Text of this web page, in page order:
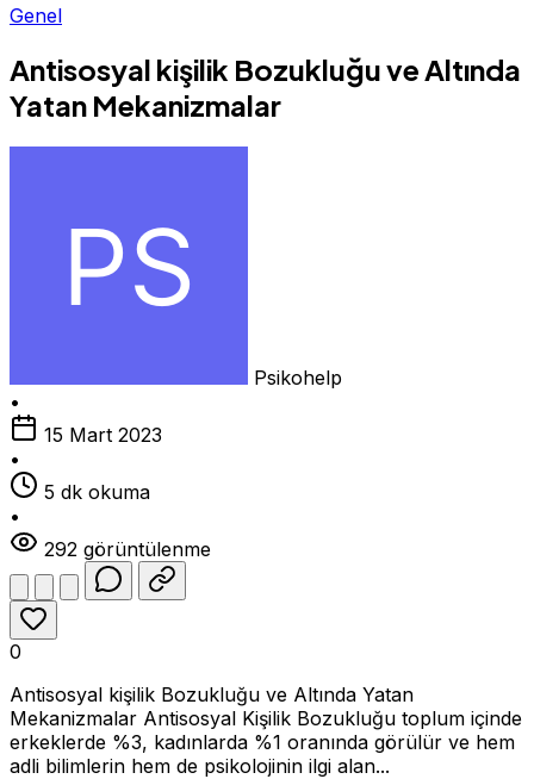
Genel
Antisosyal kişilik Bozukluğu ve Altında
Yatan Mekanizmalar
Psikohelp
•
15 Mart 2023
•
5 dk okuma
•
292 görüntülenme
0
Antisosyal kişilik Bozukluğu ve Altında Yatan
Mekanizmalar Antisosyal Kişilik Bozukluğu toplum içinde
erkeklerde %3, kadınlarda %1 oranında görülür ve hem
adli bilimlerin hem de psikolojinin ilgi alan...